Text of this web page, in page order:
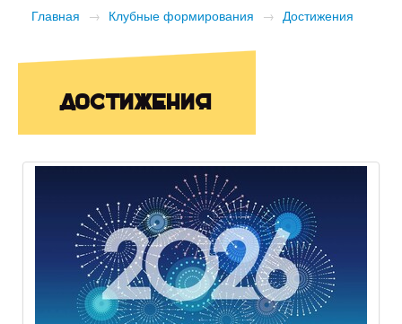
Главная → Клубные формирования → Достижения
Достижения